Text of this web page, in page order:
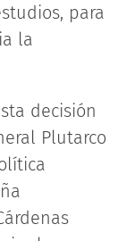
para
la
decisión
Plutarco